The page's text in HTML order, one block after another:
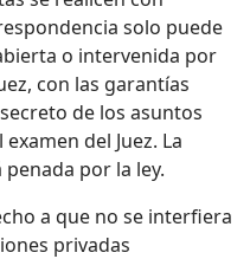
solo puede
o intervenida por
con las garantías
de los asuntos
del Juez. La
por la ley.
a que no se interfiera
privadas